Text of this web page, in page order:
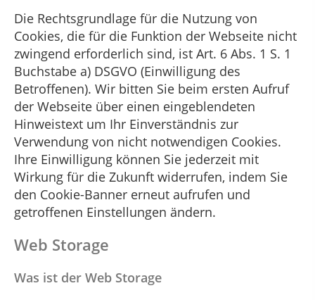
Die Rechtsgrundlage für die Nutzung von
Cookies, die für die Funktion der Webseite nicht
zwingend erforderlich sind, ist Art. 6 Abs. 1 S. 1
Buchstabe a) DSGVO (Einwilligung des
Betroffenen). Wir bitten Sie beim ersten Aufruf
der Webseite über einen eingeblendeten
Hinweistext um Ihr Einverständnis zur
Verwendung von nicht notwendigen Cookies.
Ihre Einwilligung können Sie jederzeit mit
Wirkung für die Zukunft widerrufen, indem Sie
den Cookie-Banner erneut aufrufen und
getroffenen Einstellungen ändern.
Web Storage
Was ist der Web Storage